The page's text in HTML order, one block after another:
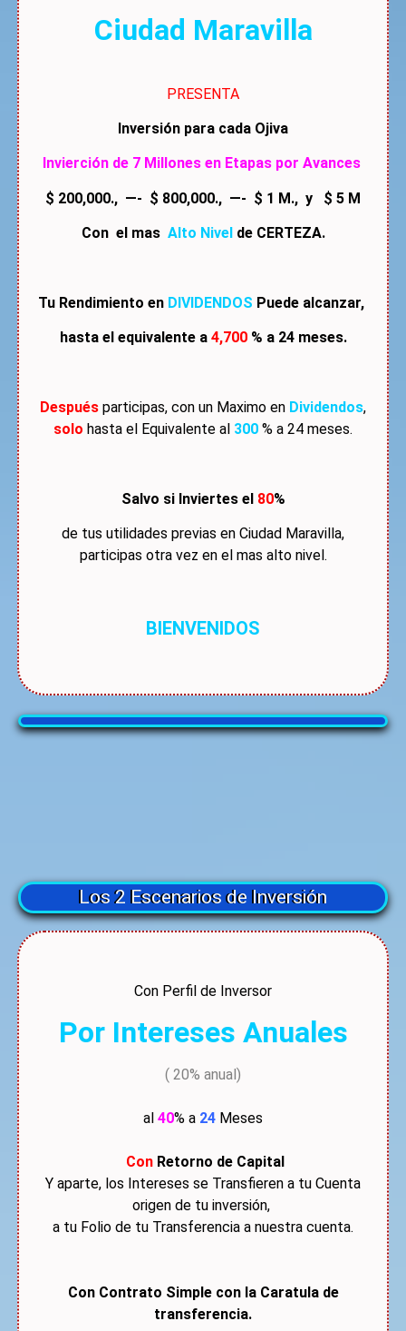
Ciudad Maravilla
PRESENTA
Inversión para cada Ojiva
Invierción de 7 Millones en Etapas por Avances
$ 200,000., —- $ 800,000., —- $ 1 M., y $ 5 M
Con el mas Alto Nivelde CERTEZA.
Tu Rendimiento en DIVIDENDOS Puede alcanzar,
hasta el equivalente a 4,700% a 24 meses.
Después participas, con un Maximo en Dividendos,
solo hasta el Equivalente al 300 % a 24 meses.
Salvo si Inviertes el 80%
de tus utilidades previas en Ciudad Maravilla,
participas otra vez en el mas alto nivel.
BIENVENIDOS
Los 2 Escenarios de Inversión
Con Perfil de Inversor
Por Intereses Anuales
( 20% anual)
al 40% a 24 Meses
Con Retorno de Capital
Y aparte, los Intereses se Transfieren a tu Cuenta
origen de tu inversión,
a tu Folio de tu Transferencia a nuestra cuenta.
Con Contrato Simple con la Caratula de
transferencia.